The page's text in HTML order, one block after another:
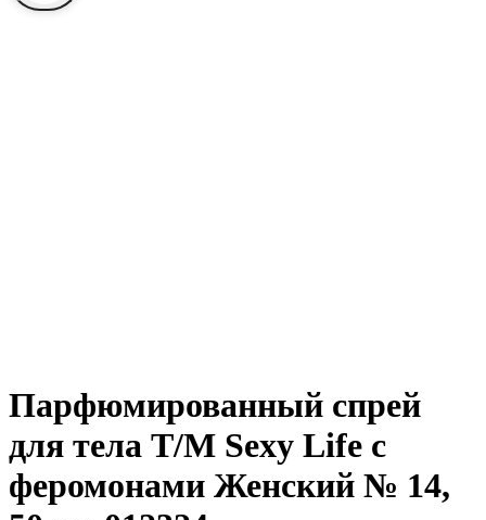
Парфюмированный спрей
для тела Т/М Sexy Life с
феромонами Женский № 14,